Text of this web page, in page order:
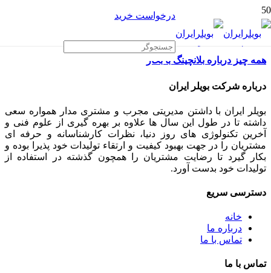
درخواست خرید
همه چیز درباره بلانچینگ با بخار
درباره شرکت بویلر ایران
بویلر ایران با داشتن مدیریتی مجرب و مشتری مدار همواره سعی
داشته تا در طول این سال ها علاوه بر بهره گیری از علوم فنی و
آخرین تکنولوژی های روز دنیا، نظرات کارشناسانه و حرفه ای
مشتریان را در جهت بهبود کیفیت و ارتقاء تولیدات خود پذیرا بوده و
بکار گیرد تا رضایت مشتریان را همچون گذشته در استفاده از
تولیدات خود بدست آورد.
دسترسی سریع
خانه
درباره ما
تماس با ما
تماس با ما